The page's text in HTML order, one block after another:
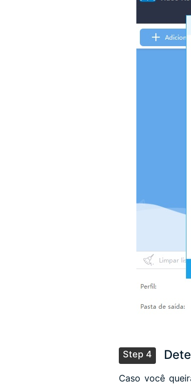
Step 4
Caso você